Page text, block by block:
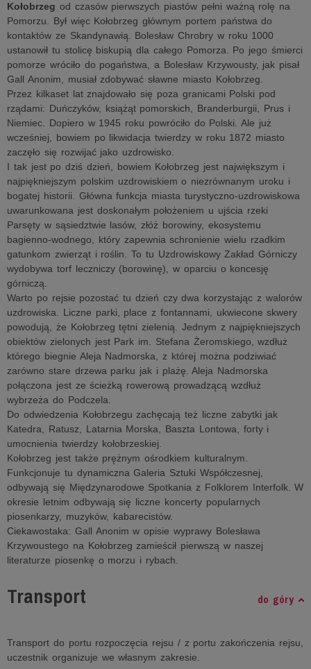
Kołobrzeg od czasów pierwszych piastów pełni ważną rolę na
Pomorzu. Był więc Kołobrzeg głównym portem państwa do
kontaktów ze Skandynawią. Bolesław Chrobry w roku 1000
ustanowił tu stolicę biskupią dla całego Pomorza. Po jego śmierci
pomorze wróciło do pogaństwa, a Bolesław Krzywousty, jak pisał
Gall Anonim, musiał zdobywać sławne miasto Kołobrzeg.
Przez kilkaset lat znajdowało się poza granicami Polski pod
rządami: Duńczyków, książąt pomorskich, Branderburgii, Prus i
Niemiec. Dopiero w 1945 roku powróciło do Polski. Ale już
wcześniej, bowiem po likwidacja twierdzy w roku 1872 miasto
zaczęło się rozwijać jako uzdrowisko.
I tak jest po dziś dzień, bowiem Kołobrzeg jest największym i
najpiękniejszym polskim uzdrowiskiem o niezrównanym uroku i
bogatej historii. Główna funkcja miasta turystyczno-uzdrowiskowa
uwarunkowana jest doskonałym położeniem u ujścia rzeki
Parsęty w sąsiedztwie lasów, złóż borowiny, ekosystemu
bagienno-wodnego, który zapewnia schronienie wielu rzadkim
gatunkom zwierząt i roślin. To tu Uzdrowiskowy Zakład Górniczy
wydobywa torf leczniczy (borowinę), w oparciu o koncesję
górniczą.
Warto po rejsie pozostać tu dzień czy dwa korzystając z walorów
uzdrowiska. Liczne parki, place z fontannami, ukwiecone skwery
powodują, że Kołobrzeg tętni zielenią. Jednym z najpiękniejszych
obiektów zielonych jest Park im. Stefana Żeromskiego, wzdłuż
którego biegnie Aleja Nadmorska, z której można podziwiać
zarówno stare drzewa parku jak i plażę. Aleja Nadmorska
połączona jest ze ścieżką rowerową prowadzącą wzdłuż
wybrzeża do Podczela.
Do odwiedzenia Kołobrzegu zachęcają też liczne zabytki jak
Katedra, Ratusz, Latarnia Morska, Baszta Lontowa, forty i
umocnienia twierdzy kołobrzeskiej.
Kołobrzeg jest także prężnym ośrodkiem kulturalnym.
Funkcjonuje tu dynamiczna Galeria Sztuki Współczesnej,
odbywają się Międzynarodowe Spotkania z Folklorem Interfolk. W
okresie letnim odbywają się liczne koncerty popularnych
piosenkarzy, muzyków, kabarecistów.
Ciekawostaka: Gall Anonim w opisie wyprawy Bolesława
Krzywoustego na Kołobrzeg zamieścił pierwszą w naszej
literaturze piosenkę o morzu i rybach.
Transport do góry
Transport do portu rozpoczęcia rejsu / z portu zakończenia rejsu,
uczestnik organizuje we własnym zakresie.